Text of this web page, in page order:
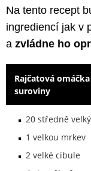
Na tento recept
ingrediencí jak v
a zvládne ho
Rajčatová
suroviny
20 středně
1 velkou mrkev
2 velké cibule